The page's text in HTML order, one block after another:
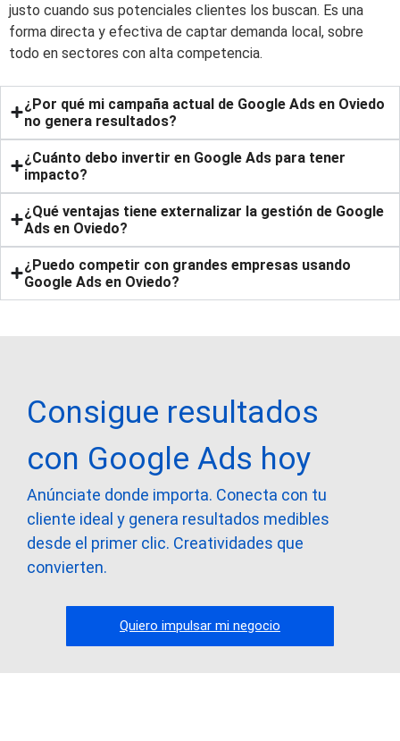
justo cuando sus potenciales clientes los buscan. Es una
forma directa y efectiva de captar demanda local, sobre
todo en sectores con alta competencia.
¿Por qué mi campaña actual de Google Ads en Oviedo
no genera resultados?
¿Cuánto debo invertir en Google Ads para tener
impacto?
¿Qué ventajas tiene externalizar la gestión de Google
Ads en Oviedo?
¿Puedo competir con grandes empresas usando
Google Ads en Oviedo?
Consigue resultados
con Google Ads hoy
Anúnciate donde importa. Conecta con tu
cliente ideal y genera resultados medibles
desde el primer clic. Creatividades que
convierten.
Quiero impulsar mi negocio